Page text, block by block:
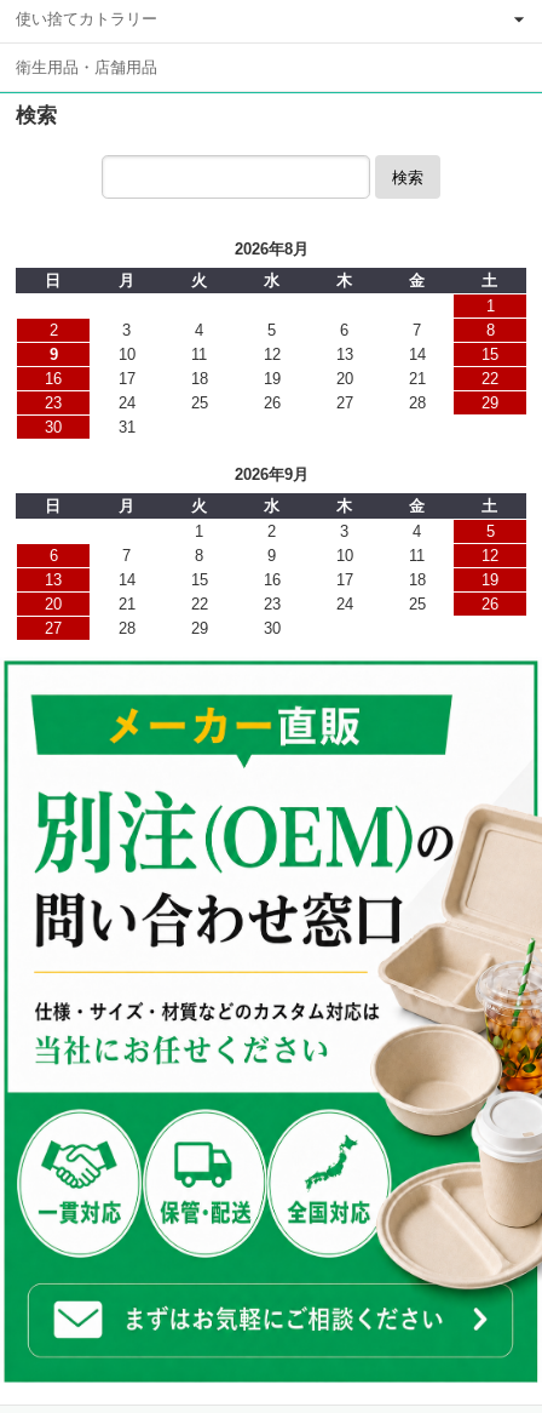
使い捨てカトラリー
衛生用品・店舗用品
検索
検索
2026年8月
日
月 火 水 木 金
土
1
2
3 4 5 6 7
8
9
10 11 12 13 14
15
16
17 18 19 20 21
22
23
24 25 26 27 28
29
30
31
2026年9月
日
月 火 水 木 金
土
1
2 3 4
5
6
7 8 9 10 11
12
13
14 15 16 17 18
19
20
21 22 23 24 25
26
27
28 29 30